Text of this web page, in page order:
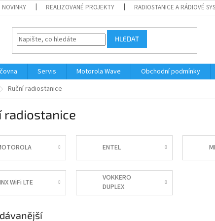
NOVINKY REALIZOVANÉ PROJEKTY RADIOSTANICE A RÁDIOVÉ
HLEDAT
Servis Motorola Wave Obchodní podmínky
Ruční radiostanice
radiostanice
ENTEL
WiFi LTE
VOKKERO
DUPLEX